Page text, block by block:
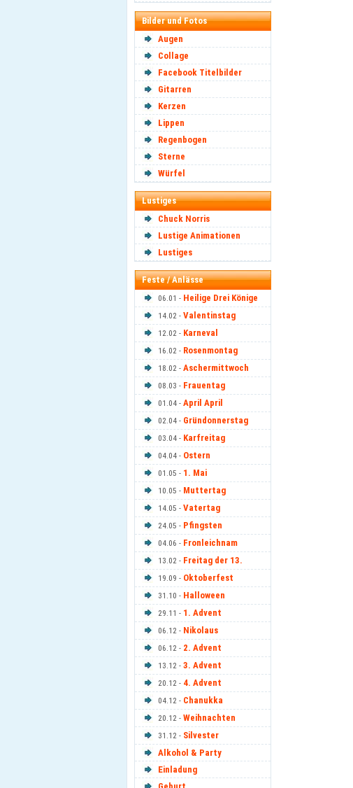
Bilder und Fotos
Augen
Collage
Facebook Titelbilder
Gitarren
Kerzen
Lippen
Regenbogen
Sterne
Würfel
Lustiges
Chuck Norris
Lustige Animationen
Lustiges
Feste / Anlässe
06.01 - Heilige Drei Könige
14.02 - Valentinstag
12.02 - Karneval
16.02 - Rosenmontag
18.02 - Aschermittwoch
08.03 - Frauentag
01.04 - April April
02.04 - Gründonnerstag
03.04 - Karfreitag
04.04 - Ostern
01.05 - 1. Mai
10.05 - Muttertag
14.05 - Vatertag
24.05 - Pfingsten
04.06 - Fronleichnam
13.02 - Freitag der 13.
19.09 - Oktoberfest
31.10 - Halloween
29.11 - 1. Advent
06.12 - Nikolaus
06.12 - 2. Advent
13.12 - 3. Advent
20.12 - 4. Advent
04.12 - Chanukka
20.12 - Weihnachten
31.12 - Silvester
Alkohol & Party
Einladung